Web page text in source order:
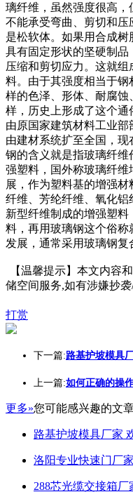
璃纤维，虽然强度很高，
不能承受弯曲、剪切和压
是松软体。如果用合成
具有固定形状的坚硬制品
压缩和剪切应力。这就
料。由于其强度相当于
样的色泽、形体、耐腐蚀
样，历史上形成了这个通
由原国家建筑材料工业部
由建材系统扩至全国，
钢的含义就是指玻璃纤
强塑料，国外称玻璃纤
展，作为塑料基的增强
纤维、芳纶纤维、氧化
新型纤维制成的增强塑
料，再用玻璃钢这个俗
发展，通常采用玻璃钢复
【温馨提示】本文内容
储空间服务,如有涉嫌抄
打赏
下一篇:路基护坡模具
上一篇:如何正确的操
更多»您可能感兴趣的文
路基护坡模具厂家
洛阳专业快速门厂家
288芯光缆交接箱